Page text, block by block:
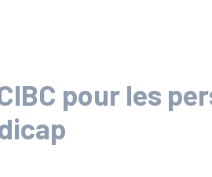
pour les